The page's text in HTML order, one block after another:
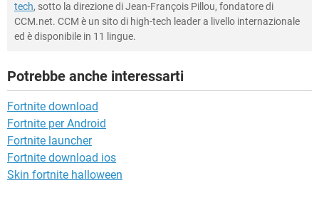
tech, sotto la direzione di Jean-François Pillou, fondatore di
CCM.net. CCM è un sito di high-tech leader a livello internazionale
ed è disponibile in 11 lingue.
Potrebbe anche interessarti
Fortnite download
Fortnite per Android
Fortnite launcher
Fortnite download ios
Skin fortnite halloween